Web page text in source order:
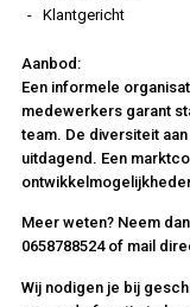
Klantgericht
Aanbod:
Een informele
medewerkers garant
team. De diversiteit
uitdagend. Een
Meer weten? Neem
0658788524 of mail
Wij nodigen je bij